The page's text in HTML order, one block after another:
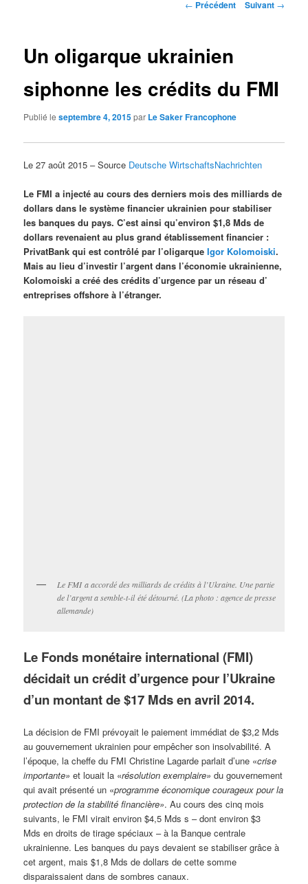
Navigation
← Précédent Suivant →
Un oligarque ukrainien
siphonne les crédits du FMI
Publié leseptembre 4, 2015par Le Saker Francophone
Le 27 août 2015 – Source Deutsche WirtschaftsNachrichten
Le FMI a injecté au cours des derniers mois des milliards de
dollars dans le système financier ukrainien pour stabiliser
les banques du pays. C’est ainsi qu’environ $1,8 Mds de
dollars revenaient au plus grand établissement financier :
PrivatBank qui est contrôlé par l’oligarqueIgor Kolomoiski.
Mais au lieu d’investir l’argent dans l’économie ukrainienne,
Kolomoiski a créé des crédits d’urgence par un réseau d’
entreprises offshore à l’étranger.
Le FMI a accordé des milliards de crédits à l’Ukraine. Une partie
de l’argent a semble-t-il été détourné. (La photo : agence de presse
allemande)
Le Fonds monétaire international (FMI)
décidait un crédit d’urgence pour l’Ukraine
d’un montant de $17 Mds en avril 2014.
La décision de FMI prévoyait le paiement immédiat de $3,2 Mds
au gouvernement ukrainien pour empêcher son insolvabilité. A
l’époque, la cheffe du FMI Christine Lagarde parlait d’une «crise
importante» et louait la «résolution exemplaire» du gouvernement
qui avait présenté un «programme économique courageux pour la
protection de la stabilité financière». Au cours des cinq mois
suivants, le FMI virait environ $4,5 Mds s – dont environ $3
Mds en droits de tirage spéciaux – à la Banque centrale
ukrainienne. Les banques du pays devaient se stabiliser grâce à
cet argent, mais $1,8 Mds de dollars de cette somme
disparaissaient dans de sombres canaux.